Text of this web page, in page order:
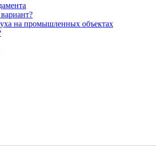
на промышленных объектах